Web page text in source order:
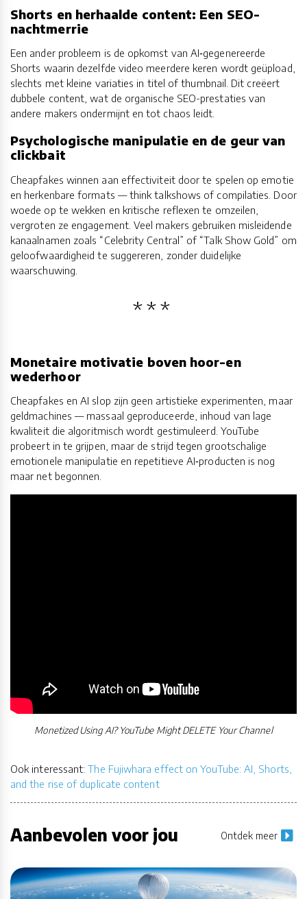
Shorts en herhaalde content: Een SEO-
nachtmerrie
Een ander probleem is de opkomst van AI‑gegenereerde
Shorts waarin dezelfde video meerdere keren wordt geüpload,
slechts met kleine variaties in titel of thumbnail. Dit creëert
dubbele content, wat de organische SEO-prestaties van
andere makers ondermijnt en tot chaos leidt.
Psychologische manipulatie en de geur van
clickbait
Cheapfakes winnen aan effectiviteit door te spelen op emotie
en herkenbare formats — think talkshows of compilaties. Door
woede op te wekken en kritische reflexen te omzeilen,
vergroten ze engagement. Veel makers gebruiken misleidende
kanaalnamen zoals “Celebrity Central” of “Talk Show Gold” om
geloofwaardigheid te suggereren, zonder duidelijke
waarschuwing.
Monetaire motivatie boven hoor-en
wederhoor
Cheapfakes en AI slop zijn geen artistieke experimenten, maar
geldmachines — massaal geproduceerde, inhoud van lage
kwaliteit die algoritmisch wordt gestimuleerd. YouTube
probeert in te grijpen, maar de strijd tegen grootschalige
emotionele manipulatie en repetitieve AI‑producten is nog
maar net begonnen.
Monetized Using AI? YouTube Might DELETE Your Channel
Ook interessant:The Fujiwhara effect on YouTube: AI, Shorts,
and the rise of duplicate content
Aanbevolen voor jou Ontdek meer